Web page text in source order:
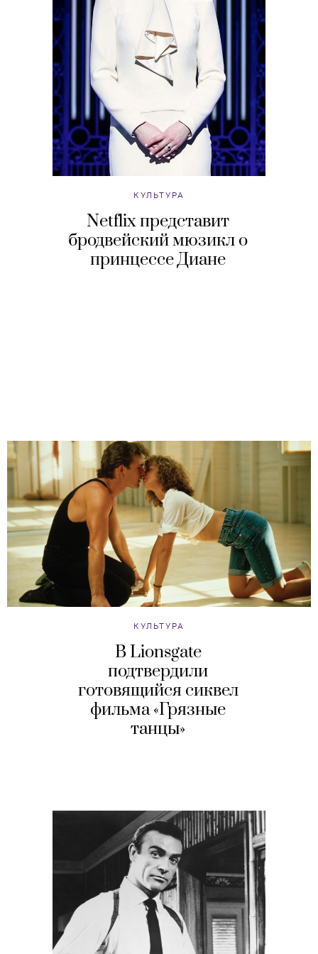
КУЛЬТУРА
Netflix представит
бродвейский мюзикл о
принцессе Диане
КУЛЬТУРА
В Lionsgate
подтвердили
готовящийся сиквел
фильма «Грязные
танцы»